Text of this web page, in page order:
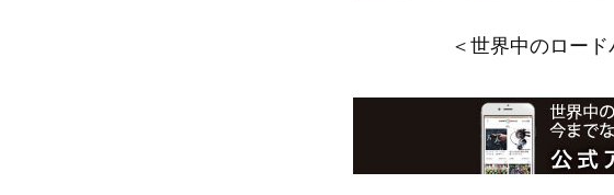
＜世界中のロー